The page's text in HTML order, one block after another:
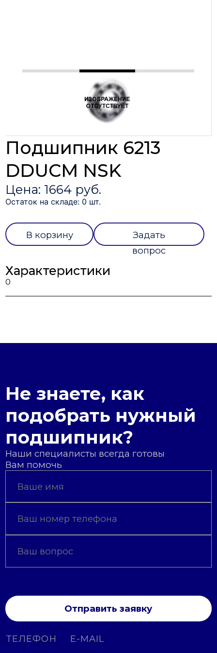
Подшипник 6213
DDUCM NSK
Цена: 1664 руб.
Остаток на складе: 0 шт.
В корзину
Задать
вопрос
Характеристики
0
Не знаете, как
подобрать нужный
подшипник?
Наши специалисты всегда готовы
Вам помочь
Отправить заявку
ТЕЛЕФОН E-MAIL